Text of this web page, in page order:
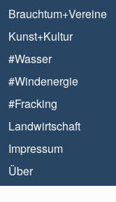
Brauchtum+Vereine
Kunst+Kultur
#Wasser
#Windenergie
#Fracking
Landwirtschaft
Impressum
Über